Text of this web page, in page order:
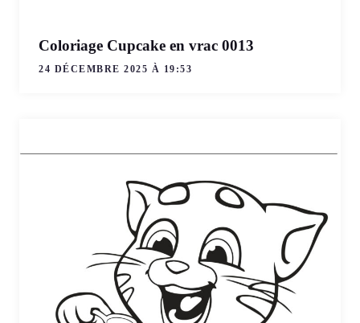
Coloriage Cupcake en vrac 0013
24 DÉCEMBRE 2025 À 19:53